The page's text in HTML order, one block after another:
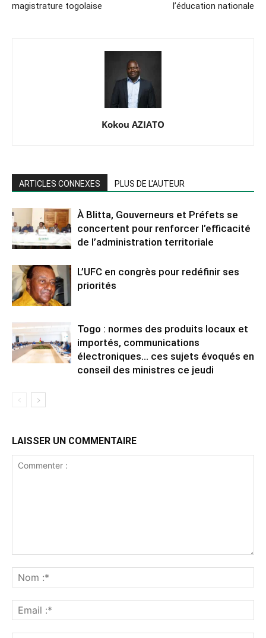
magistrature togolaise
l’éducation nationale
Kokou AZIATO
ARTICLES CONNEXES PLUS DE L'AUTEUR
À Blitta, Gouverneurs et Préfets se
concertent pour renforcer l’efficacité
de l’administration territoriale
L’UFC en congrès pour redéfinir ses
priorités
Togo : normes des produits locaux et
importés, communications
électroniques… ces sujets évoqués en
conseil des ministres ce jeudi
LAISSER UN COMMENTAIRE